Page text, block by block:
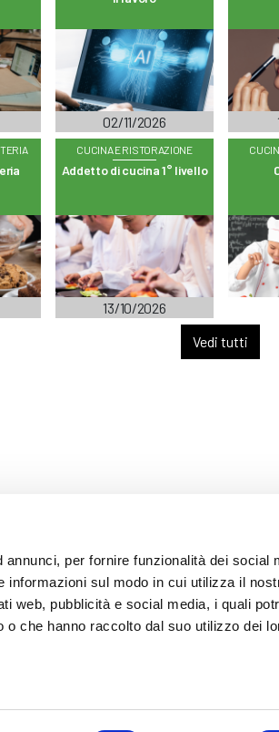
per fornire funzionalità dei social
informazioni sul modo in cui utilizza il
web, pubblicità e social media, i quali
che hanno raccolto dal suo utilizzo dei
02/11/2026
CUCINA E RISTORAZIONE
Addetto di cucina 1° livello
13/10/2026
Vedi tutti
2 - I - 24125 Bergamo (BG) - Email: